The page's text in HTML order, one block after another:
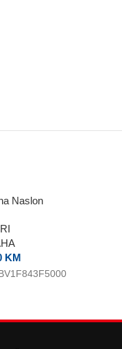
Naslon
KM
BV1F843F5000